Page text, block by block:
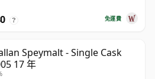
免運費
?
Speymalt - Single Cask
17 年